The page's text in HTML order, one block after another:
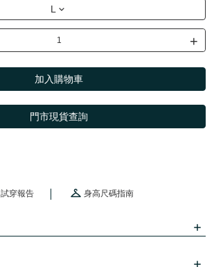
L
+
加入購物車
門市現貨查詢
試穿報告 身高尺碼指南